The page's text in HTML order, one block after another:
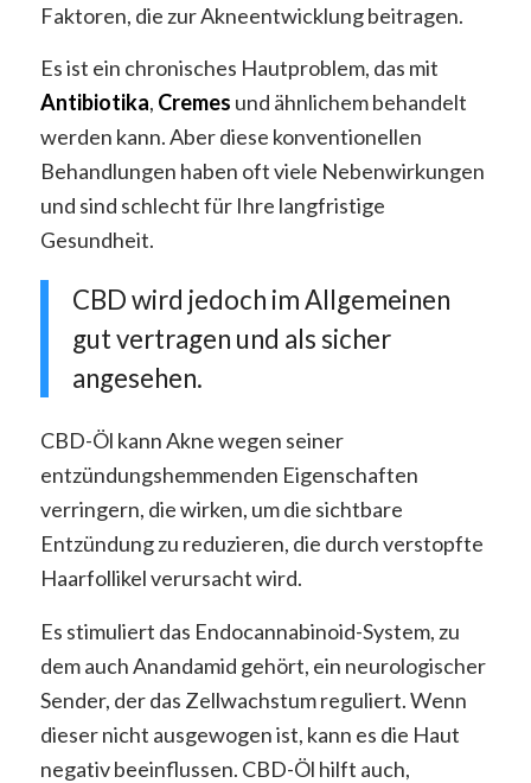
Faktoren, die zur Akneentwicklung beitragen.
Es ist ein chronisches Hautproblem, das mit
Antibiotika, Cremes und ähnlichem behandelt
werden kann. Aber diese konventionellen
Behandlungen haben oft viele Nebenwirkungen
und sind schlecht für Ihre langfristige
Gesundheit.
CBD wird jedoch im Allgemeinen
gut vertragen und als sicher
angesehen.
CBD-Öl kann Akne wegen seiner
entzündungshemmenden Eigenschaften
verringern, die wirken, um die sichtbare
Entzündung zu reduzieren, die durch verstopfte
Haarfollikel verursacht wird.
Es stimuliert das Endocannabinoid-System, zu
dem auch Anandamid gehört, ein neurologischer
Sender, der das Zellwachstum reguliert. Wenn
dieser nicht ausgewogen ist, kann es die Haut
negativ beeinflussen. CBD-Öl hilft auch,